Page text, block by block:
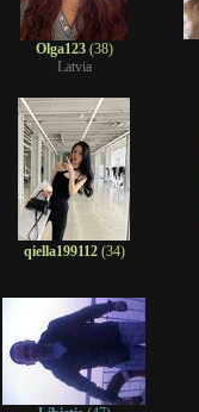
Olga123(38)
Latvia
qiella199112(34)